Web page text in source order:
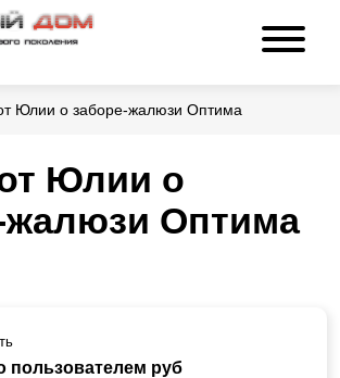
Юлии о заборе-жалюзи Оптима
Юлии о
жалюзи Оптима
пользователем руб